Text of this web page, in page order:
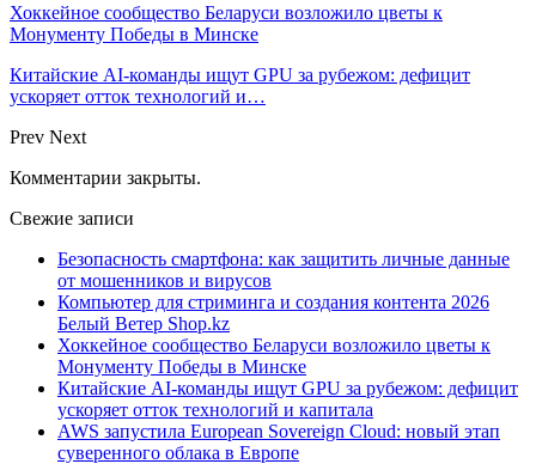
Хоккейное сообщество Беларуси возложило цветы к
Монументу Победы в Минске
Китайские AI-команды ищут GPU за рубежом: дефицит
ускоряет отток технологий и…
Prev Next
Комментарии закрыты.
Свежие записи
Безопасность смартфона: как защитить личные данные
от мошенников и вирусов
Компьютер для стриминга и создания контента 2026
Белый Ветер Shop.kz
Хоккейное сообщество Беларуси возложило цветы к
Монументу Победы в Минске
Китайские AI-команды ищут GPU за рубежом: дефицит
ускоряет отток технологий и капитала
AWS запустила European Sovereign Cloud: новый этап
суверенного облака в Европе